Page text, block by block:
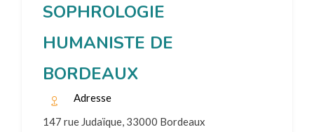
SOPHROLOGIE
HUMANISTE DE
BORDEAUX
Adresse
147 rue Judaïque, 33000 Bordeaux